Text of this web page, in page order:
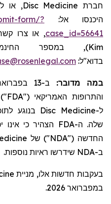
חברת Disc Medicine, או
היכנסו אל: form/?
case_id=56641, או צרו
Kim
בדוא"ל:
במה מדובר:
והתרופות האמריקאי ("FDA
ל-Disc Medicine בנוגע
שלה. ה-FDA הצהיר כי
החדשה ("NDA") של
ב-NDA שידרשו ראיות נוספות.
בעקבות חדשות אלו, מניית
במפברואר 2026.